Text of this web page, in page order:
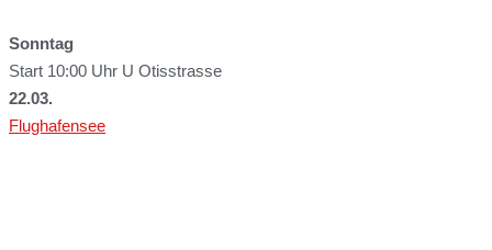
Sonntag
Start 10:00 Uhr U Otisstrasse
22.03.
Flughafensee